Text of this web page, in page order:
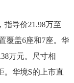
指导价21.98万至
覆盖6座和7座。华
万元。尺寸相
。华境S的上市直